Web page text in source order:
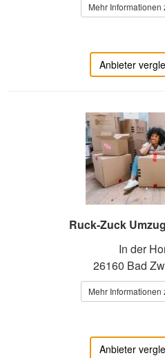
Mehr Informationen
Anbieter
Ruck-Zuck
In der
26160 Bad
Mehr Informationen
Anbieter